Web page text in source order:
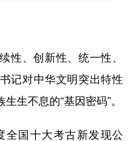
、创新性、统一性、
记对中华文明突出特性
生不息的“基因密码”。
国十大考古新发现公